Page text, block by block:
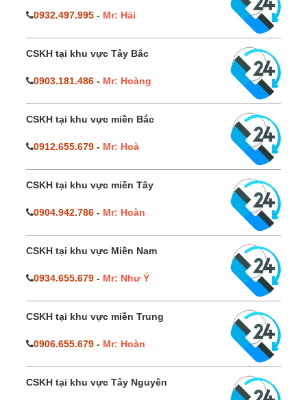
0932.497.995 - Mr: Hải
CSKH tại khu vực Tây Bắc
0903.181.486 - Mr: Hoàng
CSKH tại khu vực miền Bắc
0912.655.679 - Mr: Hoà
CSKH tại khu vực miền Tây
0904.942.786 - Mr: Hoàn
CSKH tại khu vực Miền Nam
0934.655.679 - Mr: Như Ý
CSKH tại khu vực miền Trung
0906.655.679 - Mr: Hoàn
CSKH tại khu vực Tây Nguyên